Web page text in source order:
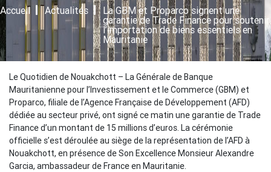
FIL
D'ARIANE
Accueil Actualités
La GBM et Proparco signent une
garantie de Trade Finance pour soutenir
l’importation de biens essentiels en
Mauritanie
Le Quotidien de Nouakchott – La Générale de Banque
Mauritanienne pour l’Investissement et le Commerce (GBM) et
Proparco, filiale de l’Agence Française de Développement (AFD)
dédiée au secteur privé, ont signé ce matin une garantie de Trade
Finance d’un montant de 15 millions d’euros. La cérémonie
officielle s’est déroulée au siège de la représentation de l’AFD à
Nouakchott, en présence de Son Excellence Monsieur Alexandre
Garcia, ambassadeur de France en Mauritanie.